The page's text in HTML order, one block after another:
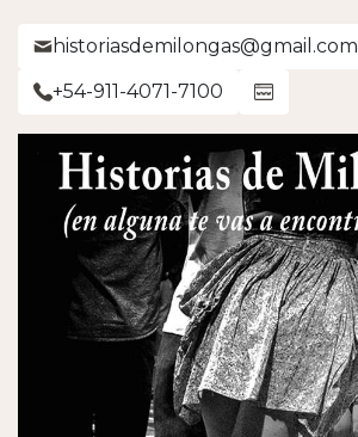
historiasdemilongas@gmail.com
+54-911-4071-7100